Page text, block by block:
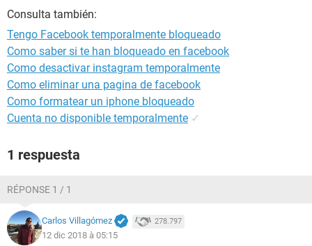
Consulta también:
Tengo Facebook temporalmente bloqueado
Como saber si te han bloqueado en facebook
Como desactivar instagram temporalmente
Como eliminar una pagina de facebook
Como formatear un iphone bloqueado
Cuenta no disponible temporalmente ✓
1 respuesta
RÉPONSE 1 / 1
Carlos Villagómez 278.797
12 dic 2018 à 05:15